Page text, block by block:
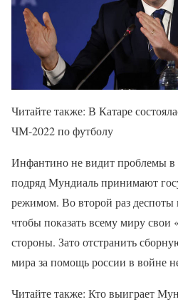
Читайте также: В Катаре
ЧМ-2022 по футболу
Инфантино не видит проблемы в
подряд Мундиаль принимают
режимом. Во второй раз деспоты
чтобы показать всему миру свои
стороны. Зато отстранить
мира за помощь россии в войне
Читайте также: Кто выиграет